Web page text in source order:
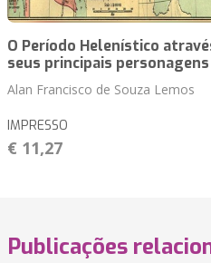
O Período Helenístico
seus principais personagens
Alan Francisco de Souza Lemos
IMPRESSO
€ 11,27
Publicações